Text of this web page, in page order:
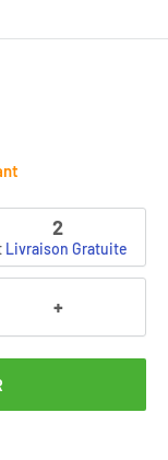
2
Livraison Gratuite
+